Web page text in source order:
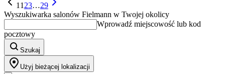
1 1 23…29
Wyszukiwarka salonów Fielmann w Twojej okolicy
Wprowadź miejscowość lub kod
pocztowy
Szukaj
Użyj bieżącej lokalizacji